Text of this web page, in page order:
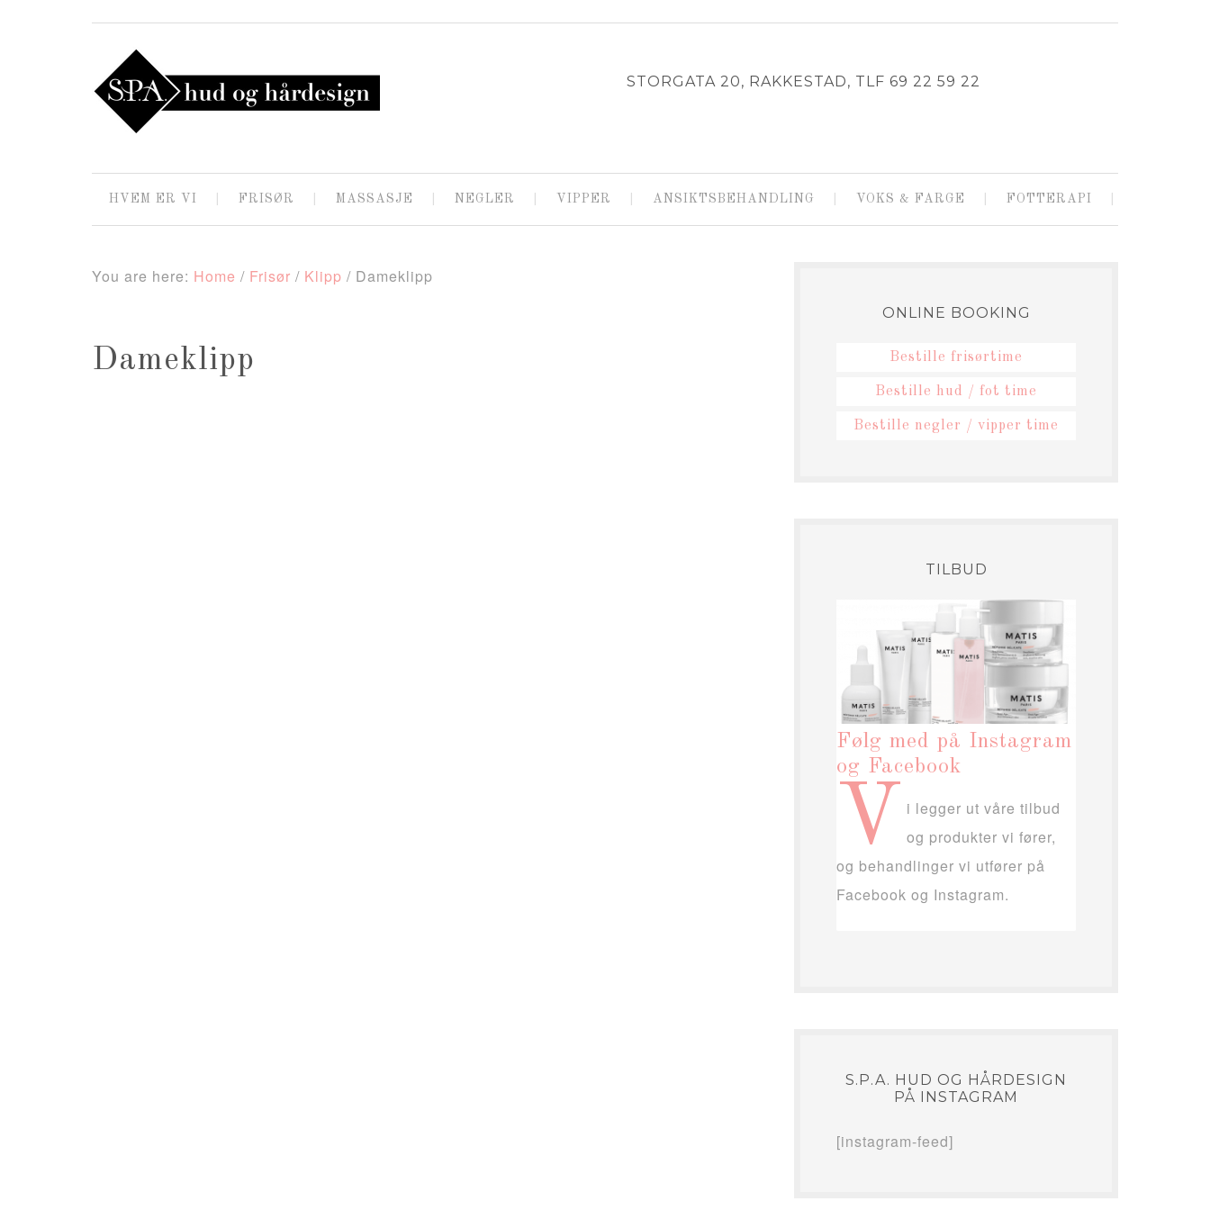
STORGATA 20, RAKKESTAD, TLF 69 22 59 22
HVEM ER VI FRISØR MASSASJE NEGLER VIPPER ANSIKTSBEHANDLING VOKS & FARGE FOTTERAPI
You are here: Home / Frisør / Klipp / Dameklipp
Dameklipp
ONLINE BOOKING
Bestille frisørtime
Bestille hud / fot time
Bestille negler / vipper time
TILBUD
Følg med på Instagram
og Facebook
V
i legger ut våre tilbud
og produkter vi fører,
og behandlinger vi utfører på
Facebook og Instagram.
S.P.A. HUD OG HÅRDESIGN
PÅ INSTAGRAM
[instagram-feed]